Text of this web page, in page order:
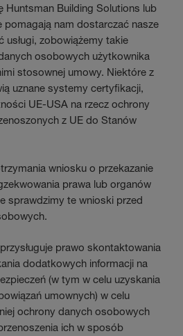
Huntsman Building Solutions lub
nam dostarczać nasze
zobowiążemy takie
osobowych użytkownika
stosownej umowy. Niektóre z
uznane systemy certyfikacji,
UE-USA na rzecz ochrony
z UE do Stanów
wniosku o przekazanie
prawa lub organów
sprawdzimy te wnioski przed
prawo skontaktowania
dodatkowych informacji na
(w tym w celu uzyskania
umownych) w celu
ochrony danych osobowych
ich w sposób